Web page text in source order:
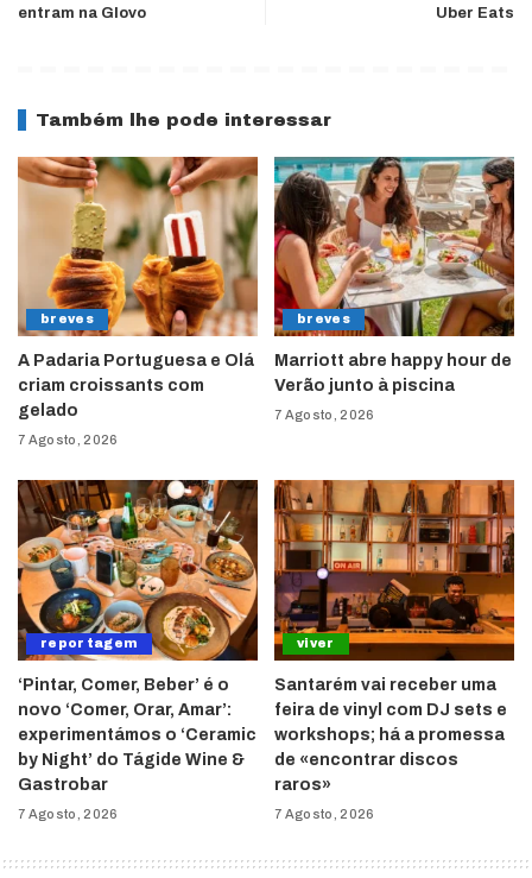
entram na Glovo
Uber Eats
Também lhe pode interessar
breves
A Padaria Portuguesa e Olá
criam croissants com
gelado
7 Agosto, 2026
breves
Marriott abre happy hour de
Verão junto à piscina
7 Agosto, 2026
reportagem
‘Pintar, Comer, Beber’ é o
novo ‘Comer, Orar, Amar’:
experimentámos o ‘Ceramic
by Night’ do Tágide Wine &
Gastrobar
7 Agosto, 2026
viver
Santarém vai receber uma
feira de vinyl com DJ sets e
workshops; há a promessa
de «encontrar discos
raros»
7 Agosto, 2026